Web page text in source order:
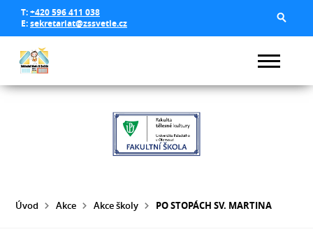
T:+420 596 411 038
E:sekretariat@zssvetle.cz
Úvod Akce Akce školy PO STOPÁCH SV. MARTINA